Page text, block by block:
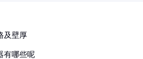
及壁厚
有哪些呢